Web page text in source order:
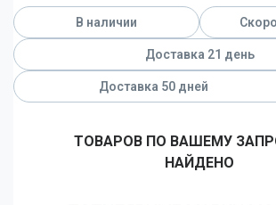
В наличии
Доставка 21 день
Доставка 50 дней
ТОВАРОВ ПО ВАШЕМУ
НАЙДЕНО
Грузовые автомобили
Военная техника
Информация
Правила